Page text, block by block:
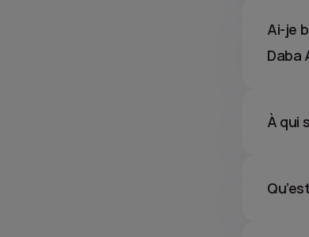
Ai-je
Daba
À qui